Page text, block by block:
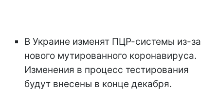
В Украине изменят ПЦР-системы из-за
нового мутированного коронавируса.
Изменения в процесс тестирования
будут внесены в конце декабря.